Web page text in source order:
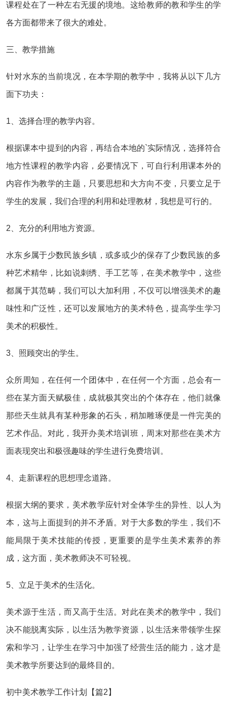
课程处在了一种左右无援的境地。这给教师的教和学生的学
各方面都带来了很大的难处。
三、教学措施
针对水东的当前境况，在本学期的教学中，我将从以下几方
面下功夫：
1、选择合理的教学内容。
根据课本中提到的内容，再结合本地的`实际情况，选择符合
地方性课程的教学内容，必要情况下，可自行利用课本外的
内容作为教学的主题，只要思想和大方向不变，只要立足于
学生的发展，我们合理的利用和处理教材，我想是可行的。
2、充分的利用地方资源。
水东乡属于少数民族乡镇，或多或少的保存了少数民族的多
种艺术精华，比如说刺绣、手工艺等，在美术教学中，这些
都属于其范畴，我们可以大加利用，不仅可以增强美术的趣
味性和广泛性，还可以发展地方的美术特色，提高学生学习
美术的积极性。
3、照顾突出的学生。
众所周知，在任何一个团体中，在任何一个方面，总会有一
些在某方面天赋极佳，成就极其突出的个体存在，他们就像
那些天生就具有某种形象的石头，稍加雕琢便是一件完美的
艺术作品。对此，我开办美术培训班，周末对那些在美术方
面表现突出和极强趣味的学生进行免费培训。
4、走新课程的思想理念道路。
根据大纲的要求，美术教学应针对全体学生的异性、以人为
本，这与上面提到的并不矛盾。对于大多数的学生，我们不
能局限于美术技能的传授，更重要的是学生美术素养的养
成，这方面，美术教师决不可轻视。
5、立足于美术的生活化。
美术源于生活，而又高于生活。对此在美术的教学中，我们
决不能脱离实际，以生活为教学资源，以生活来带领学生探
索和学习，让学生在学习中加强了经营生活的能力，这才是
美术教学所要达到的最终目的。
初中美术教学工作计划【篇2】